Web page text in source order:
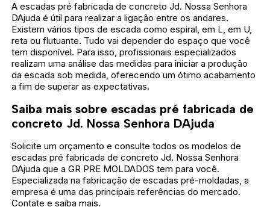
A escadas pré fabricada de concreto Jd. Nossa Senhora
DAjuda é útil para realizar a ligação entre os andares.
Existem vários tipos de escada como espiral, em L, em U,
reta ou flutuante. Tudo vai depender do espaço que você
tem disponível. Para isso, profissionais especializados
realizam uma análise das medidas para iniciar a produção
da escada sob medida, oferecendo um ótimo acabamento
a fim de superar as expectativas.
Saiba mais sobre escadas pré fabricada de
concreto Jd. Nossa Senhora DAjuda
Solicite um orçamento e consulte todos os modelos de
escadas pré fabricada de concreto Jd. Nossa Senhora
DAjuda que a GR PRE MOLDADOS tem para você.
Especializada na fabricação de escadas pré-moldadas, a
empresa é uma das principais referências do mercado.
Contate e saiba mais.